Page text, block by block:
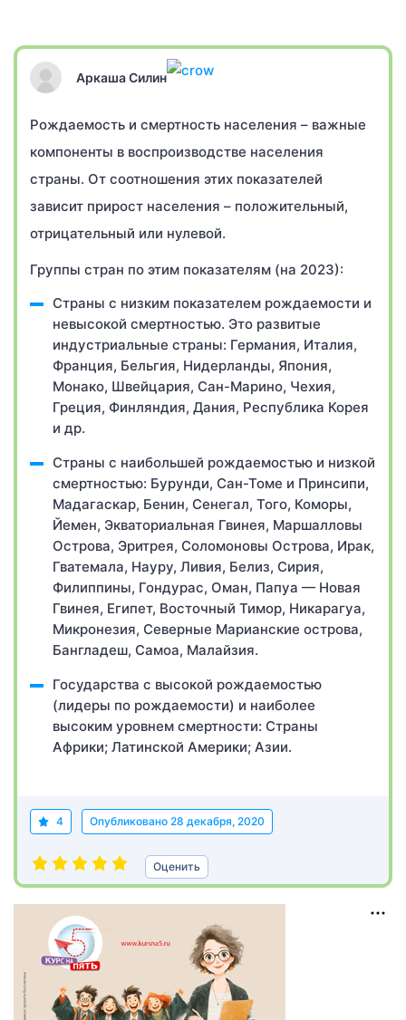
Аркаша Силин
Рождаемость и смертность населения – важные
компоненты в воспроизводстве населения
страны. От соотношения этих показателей
зависит прирост населения – положительный,
отрицательный или нулевой.
Группы стран по этим показателям (на 2023):
Страны с низким показателем рождаемости и
невысокой смертностью. Это развитые
индустриальные страны: Германия, Италия,
Франция, Бельгия, Нидерланды, Япония,
Монако, Швейцария, Сан-Марино, Чехия,
Греция, Финляндия, Дания, Республика Корея
и др.
Страны с наибольшей рождаемостью и низкой
смертностью: Бурунди, Сан-Томе и Принсипи,
Мадагаскар, Бенин, Сенегал, Того, Коморы,
Йемен, Экваториальная Гвинея, Маршалловы
Острова, Эритрея, Соломоновы Острова, Ирак,
Гватемала, Науру, Ливия, Белиз, Сирия,
Филиппины, Гондурас, Оман, Папуа — Новая
Гвинея, Египет, Восточный Тимор, Никарагуа,
Микронезия, Северные Марианские острова,
Бангладеш, Самоа, Малайзия.
Государства с высокой рождаемостью
(лидеры по рождаемости) и наиболее
высоким уровнем смертности: Страны
Африки; Латинской Америки; Азии.
4 Опубликовано 28 декабря, 2020
Оценить